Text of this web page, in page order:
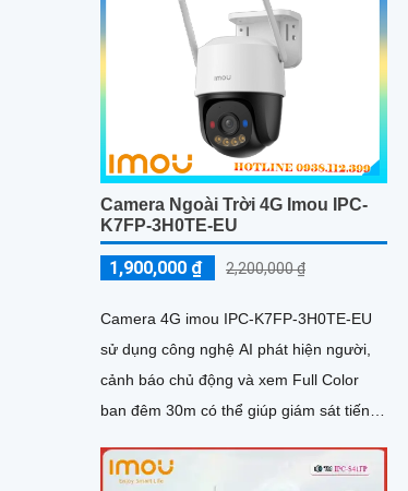
Camera Ngoài Trời 4G Imou IPC-
K7FP-3H0TE-EU
1,900,000 ₫ 2,200,000 ₫
Camera 4G imou IPC-K7FP-3H0TE-EU
sử dụng công nghệ AI phát hiện người,
cảnh báo chủ động và xem Full Color
ban đêm 30m có thể giúp giám sát tiến
trình xây dựng, đặc biệt là trong những